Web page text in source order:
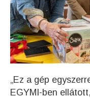
„Ez a gép
EGYMI-ben